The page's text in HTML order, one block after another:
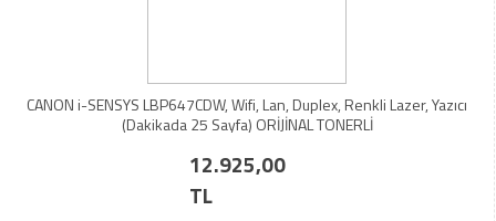
CANON i-SENSYS LBP647CDW, Wifi, Lan, Duplex, Renkli Lazer, Yazıcı
(Dakikada 25 Sayfa) ORİJİNAL TONERLİ
12.925,00
TL